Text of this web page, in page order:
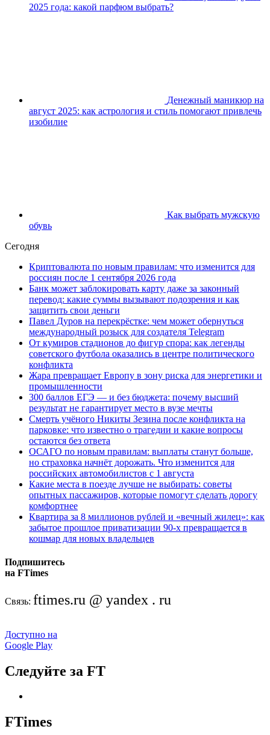
2025 года: какой парфюм выбрать?
Денежный маникюр на
август 2025: как астрология и стиль помогают привлечь
изобилие
Как выбрать мужскую
обувь
Сегодня
Криптовалюта по новым правилам: что изменится для
россиян после 1 сентября 2026 года
Банк может заблокировать карту даже за законный
перевод: какие суммы вызывают подозрения и как
защитить свои деньги
Павел Дуров на перекрёстке: чем может обернуться
международный розыск для создателя Telegram
От кумиров стадионов до фигур спора: как легенды
советского футбола оказались в центре политического
конфликта
Жара превращает Европу в зону риска для энергетики и
промышленности
300 баллов ЕГЭ — и без бюджета: почему высший
результат не гарантирует место в вузе мечты
Смерть учёного Никиты Зезина после конфликта на
парковке: что известно о трагедии и какие вопросы
остаются без ответа
ОСАГО по новым правилам: выплаты станут больше,
но страховка начнёт дорожать. Что изменится для
российских автомобилистов с 1 августа
Какие места в поезде лучше не выбирать: советы
опытных пассажиров, которые помогут сделать дорогу
комфортнее
Квартира за 8 миллионов рублей и «вечный жилец»: как
забытое прошлое приватизации 90-х превращается в
кошмар для новых владельцев
Подпишитесь
на FTimes
Связь: ftimes.ru @ yandex . ru
Доступно на
Google Play
Следуйте за FT
FTimes